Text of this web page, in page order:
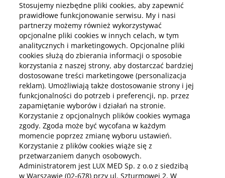
Kup abonamenty online
Kup online
Pobierz aplikację mobilną
Stosujemy niezbędne pliki cookies, aby zapewnić
prawidłowe funkcjonowanie serwisu. My i nasi
partnerzy możemy również wykorzystywać
opcjonalne pliki cookies w innych celach, w tym
analitycznych i marketingowych. Opcjonalne pliki
cookies służą do zbierania informacji o sposobie
korzystania z naszej strony, aby dostarczać bardziej
dostosowane treści marketingowe (personalizacja
reklam). Umożliwiają także dostosowanie strony i jej
funkcjonalności do potrzeb i preferencji, np. przez
zapamiętanie wyborów i działań na stronie.
Korzystanie z opcjonalnych plików cookies wymaga
zgody. Zgoda może być wycofana w każdym
momencie poprzez zmianę wyboru ustawień.
Korzystanie z plików cookies wiąże się z
przetwarzaniem danych osobowych.
Administratorem jest LUX MED Sp. z o.o z siedzibą
w Warszawie (02-678) przy ul. Szturmowej 2. W